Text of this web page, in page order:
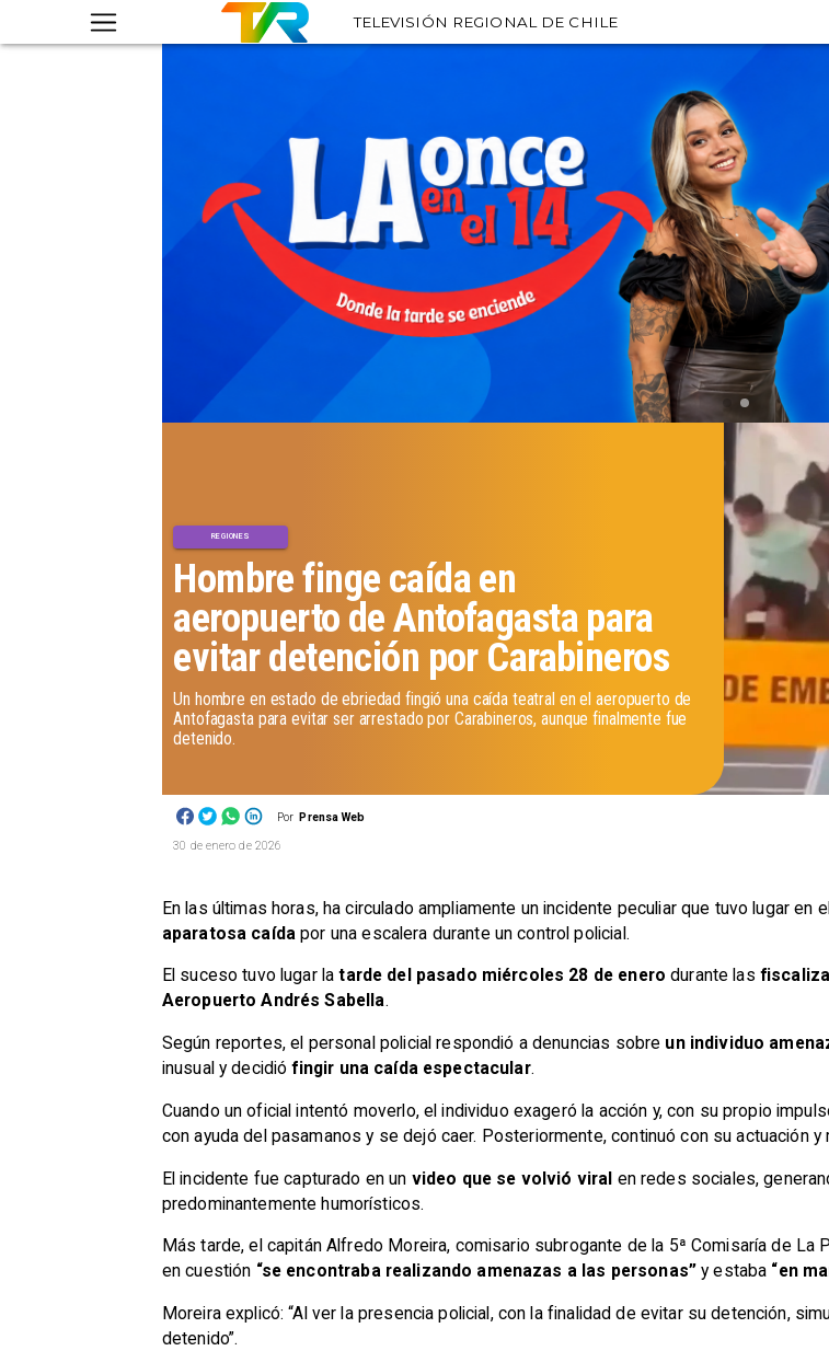
TELEVISIÓN REGIONAL DE CHILE
Por Prensa Web
Hombre finge caída en
aeropuerto de Antofagasta para
evitar detención por Carabineros
REGIONES
Un hombre en estado de ebriedad fingió una caída teatral en el aeropuerto de
Antofagasta para evitar ser arrestado por Carabineros, aunque finalmente fue
detenido.
30 de enero de 2026
En las últimas horas, ha circulado ampliamente un incidente peculiar que tuvo lugar en
aparatosa caída por una escalera durante un control policial.
El suceso tuvo lugar latarde del pasado miércoles 28 de enero durante las
Aeropuerto Andrés Sabella.
Según reportes, el personal policial respondió a denuncias sobre un individuo
inusual y decidiófingir una caída espectacular.
Cuando un oficial intentó moverlo, el individuo exageró la acción y, con su propio
con ayuda del pasamanos y se dejó caer. Posteriormente, continuó con su actuación
El incidente fue capturado en un video que se volvió viral en redes sociales,
predominantemente humorísticos.
Más tarde, el capitán Alfredo Moreira, comisario subrogante de la 5ª Comisaría de
en cuestión “se encontraba realizando amenazas a las personas”y estaba “en
Moreira explicó: “Al ver la presencia policial, con la finalidad de evitar su detención,
detenido”.